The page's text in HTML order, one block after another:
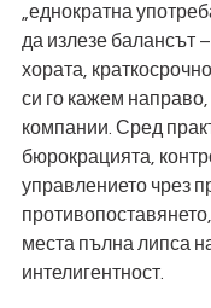
„еднократна
да излезе балансът
хората,
си го кажем
компании. Сред
бюрокрацията,
управлението чрез
места пълна липса
интелигентност.